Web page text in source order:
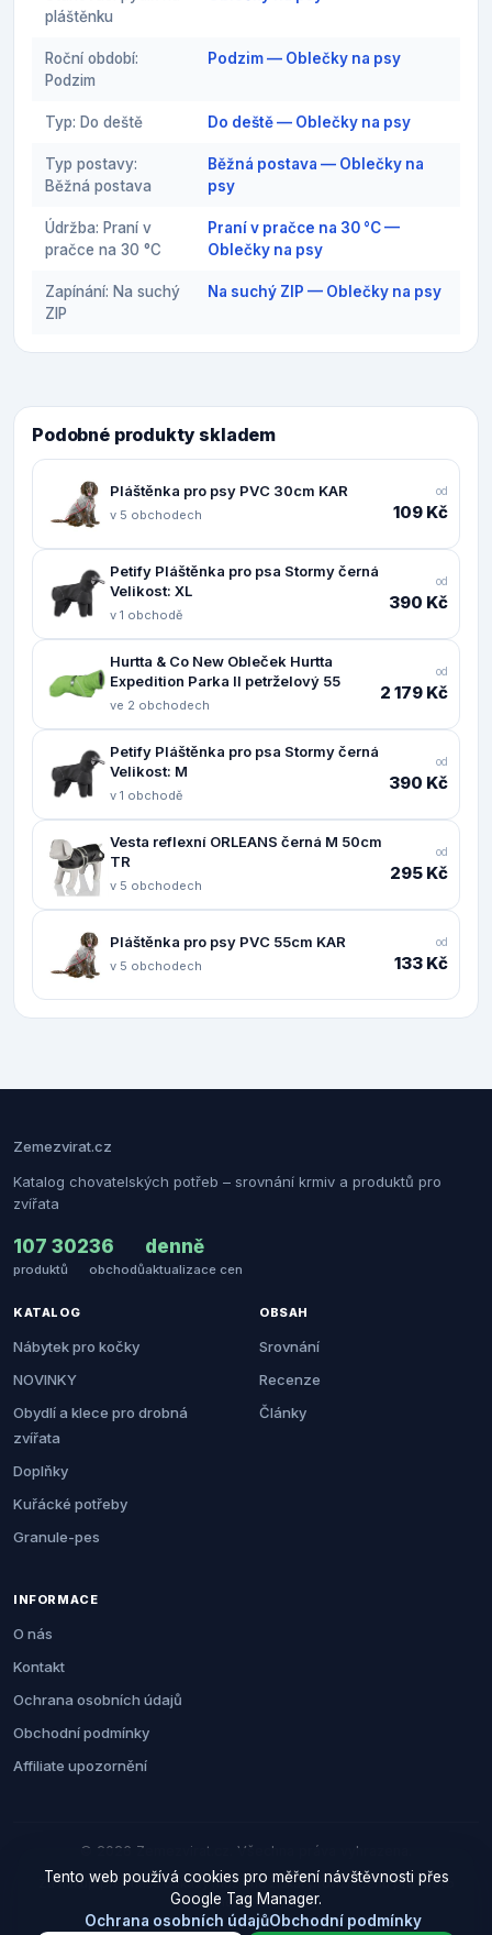
pláštěnku
Roční období:
Podzim
Podzim — Oblečky na psy
Typ: Do deště Do deště — Oblečky na psy
Typ postavy:
Běžná postava
Běžná postava — Oblečky na
psy
Údržba: Praní v
pračce na 30 °C
Praní v pračce na 30 °C —
Oblečky na psy
Zapínání: Na suchý
ZIP
Na suchý ZIP — Oblečky na psy
Podobné produkty skladem
Pláštěnka pro psy PVC 30cm KAR
v 5 obchodech
od
109 Kč
Petify Pláštěnka pro psa Stormy černá
Velikost: XL
v 1 obchodě
od
390 Kč
Hurtta & Co New Obleček Hurtta
Expedition Parka II petrželový 55
ve 2 obchodech
od
2 179 Kč
Petify Pláštěnka pro psa Stormy černá
Velikost: M
v 1 obchodě
od
390 Kč
Vesta reflexní ORLEANS černá M 50cm
TR
v 5 obchodech
od
295 Kč
Pláštěnka pro psy PVC 55cm KAR
v 5 obchodech
od
133 Kč
Zemezvirat.cz
Katalog chovatelských potřeb – srovnání krmiv a produktů pro
zvířata
107 302
produktů
36
obchodů
denně
aktualizace cen
KATALOG
Nábytek pro kočky
NOVINKY
Obydlí a klece pro drobná
zvířata
Doplňky
Kuřácké potřeby
Granule-pes
OBSAH
Srovnání
Recenze
Články
INFORMACE
O nás
Kontakt
Ochrana osobních údajů
Obchodní podmínky
Affiliate upozornění
© 2026 Zemezvirat.cz. Všechna práva vyhrazena.
Za nákup přes naše odkazy můžeme získat provizi. Cenu pro vás to
neovlivní.
Tento web používá cookies pro měření návštěvnosti přes
Google Tag Manager.
Ochrana osobních údajůObchodní podmínky